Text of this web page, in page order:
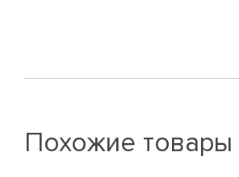
Похожие товары